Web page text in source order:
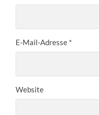
E-Mail-Adresse *
Website